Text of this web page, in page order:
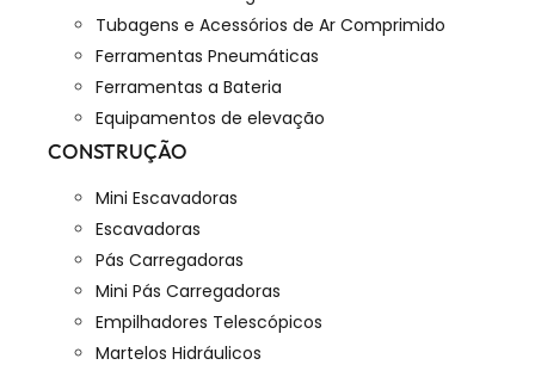
Tubagens e Acessórios de Ar Comprimido
Ferramentas Pneumáticas
Ferramentas a Bateria
Equipamentos de elevação
CONSTRUÇÃO
Mini Escavadoras
Escavadoras
Pás Carregadoras
Mini Pás Carregadoras
Empilhadores Telescópicos
Martelos Hidráulicos